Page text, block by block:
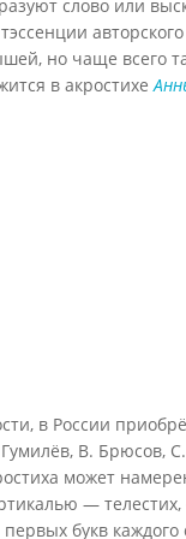
слово или
но чаще всего
в акростихе
в России
В. Брюсов,
может
—
букв